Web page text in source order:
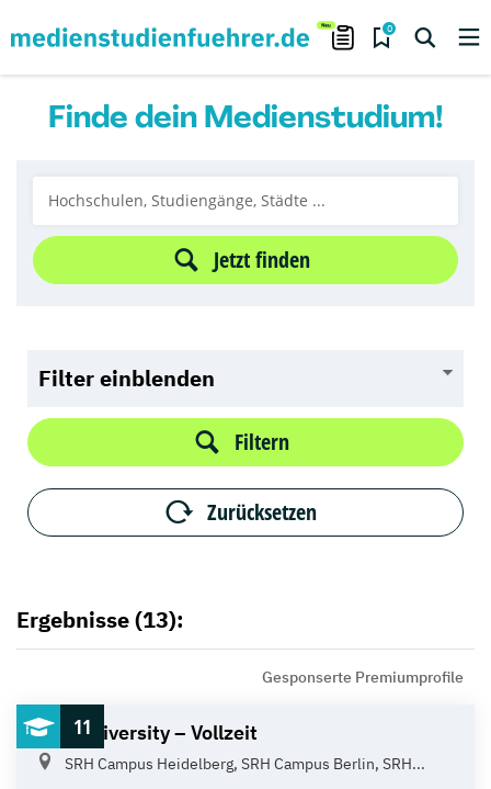
0
Finde dein Medienstudium!
Jetzt finden
Filter einblenden
Filtern
Zurücksetzen
Ergebnisse (13):
Gesponserte Premiumprofile
11
SRH University – Vollzeit
SRH Campus Heidelberg, SRH Campus Berlin, SRH...